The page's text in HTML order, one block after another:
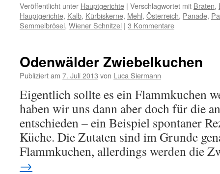
Veröffentlicht unter Hauptgerichte | Verschlagwortet mit Braten,
Hauptgerichte, Kalb, Kürbiskerne, Mehl, Österreich, Panade,
Semmelbrösel, Wiener Schnitzel | 3 Kommentare
Odenwälder Zwiebelkuchen
Publiziert am 7. Juli 2013 von Luca Siermann
Eigentlich sollte es ein Flammkuchen
haben wir uns dann aber doch für die
entschieden – ein Beispiel spontaner
Küche. Die Zutaten sind im Grunde
Flammkuchen, allerdings werden die
→